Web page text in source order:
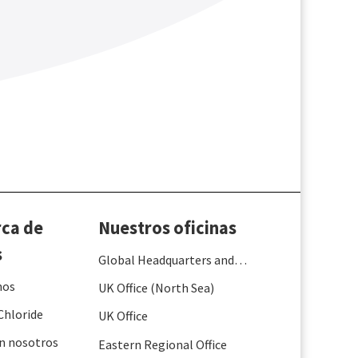
de
nosotros
Nuestros oficinas
Global Headquarters and
France
UK Office (North Sea)
UK Office
Eastern Regional Office